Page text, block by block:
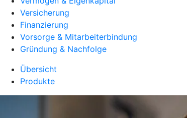
Versicherung
Finanzierung
Vorsorge & Mitarbeiterbindung
Gründung & Nachfolge
Übersicht
Produkte